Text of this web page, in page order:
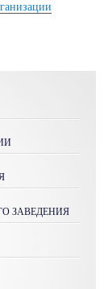
ЗАВЕДЕНИЯ